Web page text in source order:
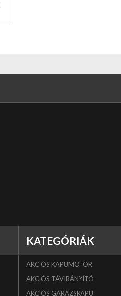
KATEGÓRIÁK
AKCIÓS KAPUMOTOR
AKCIÓS TÁVIRÁNYÍTÓ
AKCIÓS GARÁZSKAPU